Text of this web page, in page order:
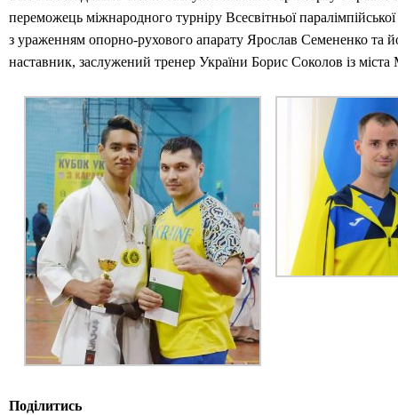
переможець міжнародного турніру Всесвітньої паралімпійської
з ураженням опорно-рухового апарату Ярослав Семененко та
наставник, заслужений тренер України Борис Соколов із міста
Поділитись